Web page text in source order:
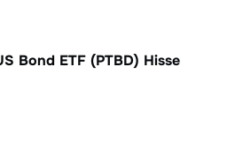
Bond ETF (PTBD) Hisse